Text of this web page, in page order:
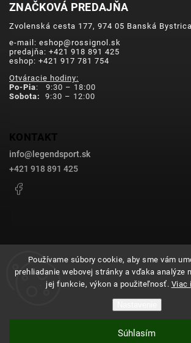
Používame súbory cookie, aby sme vám
prehliadanie webovej stránky a vďaka analýze
jej funkcie, výkon a použiteľnosť. Viac
Súhlasím
ZNAČKOVÁ PREDAJŇA
Zvolenská cesta 177, 974 05 Banská Bystrica
e-mail: eshop@rossignol.sk
predajňa: +421 918 891 425
eshop: +421 917 781 754
Otváracie hodiny:
Po-Pia: 9:30 – 18:00
Sobota:
9:30 – 12:00
KONTAKT
info@ legendsport.sk
+421 918 891 425
Vytvoril Shoptet
Copyright 2026legendsport.sk. Všetky
Grafický návrh vytvořil a nakódoval